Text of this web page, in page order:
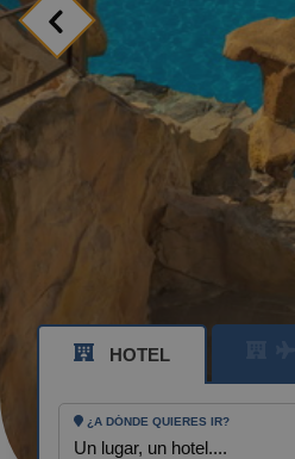
HOTEL
¿A DÓNDE QUIERES IR?
Un lugar, un hotel....